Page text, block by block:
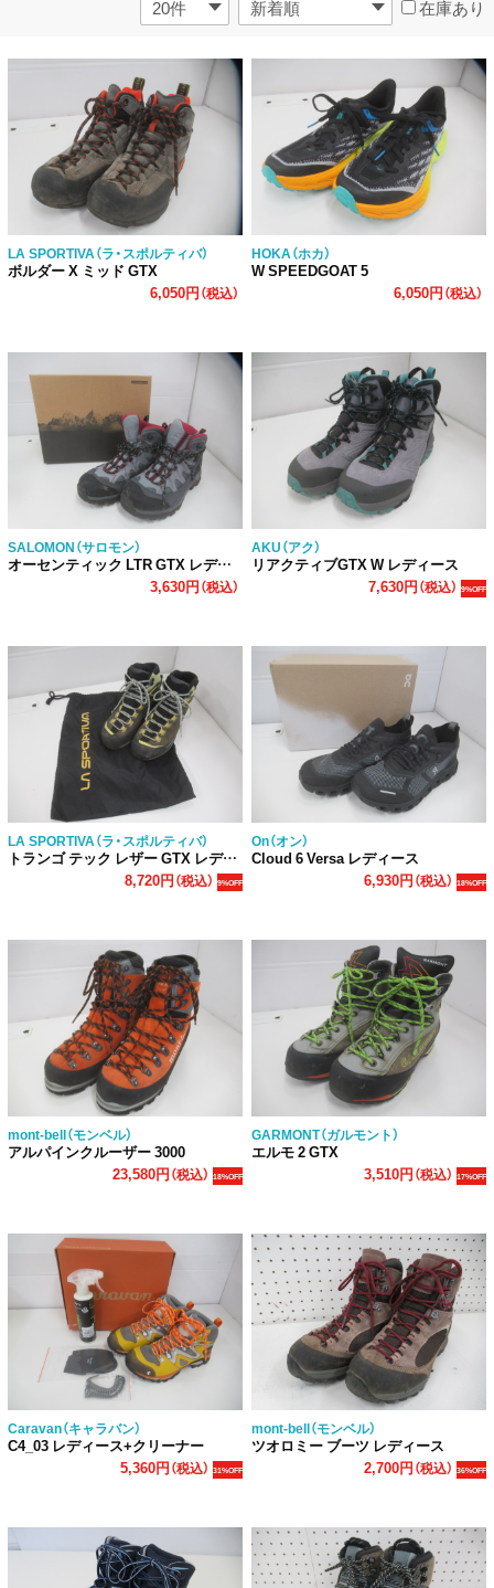
在庫あり
LA SPORTIVA（ラ・スポルティバ）
ボルダー X ミッド GTX
6,050円（税込）
HOKA（ホカ）
W SPEEDGOAT 5
6,050円（税込）
SALOMON（サロモン）
オーセンティック LTR GTX レディース
3,630円（税込）
AKU（アク）
リアクティブGTX W レディース
7,630円（税込） 9%OFF
LA SPORTIVA（ラ・スポルティバ）
トランゴ テック レザー GTX レディース
8,720円（税込） 9%OFF
On（オン）
Cloud 6 Versa レディース
6,930円（税込） 18%OFF
mont-bell（モンベル）
アルパインクルーザー 3000
23,580円（税込） 18%OFF
GARMONT（ガルモント）
エルモ 2 GTX
3,510円（税込） 17%OFF
Caravan（キャラバン）
C4_03 レディース+クリーナー
5,360円（税込） 31%OFF
mont-bell（モンベル）
ツオロミー ブーツ レディース
2,700円（税込） 36%OFF